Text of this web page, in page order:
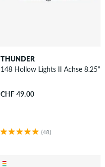
THUNDER
148 Hollow Lights II Achse 8.25"
CHF 49.00
(48)